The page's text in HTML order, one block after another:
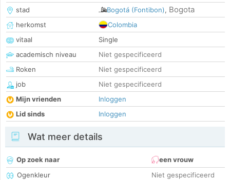
stad
Bogotá (Fontibon), Bogota
herkomst
Colombia
vitaal
Single
academisch niveau
Niet gespecificeerd
Roken
Niet gespecificeerd
job
Niet gespecificeerd
Mijn vrienden
Inloggen
Lid sinds
Inloggen
Wat meer details
Op zoek naar
een vrouw
Ogenkleur
Niet gespecificeerd